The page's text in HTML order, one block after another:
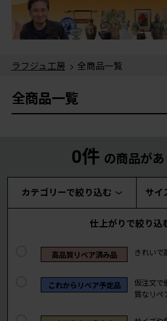
ラフジュ工房 > 全商品一覧
全商品一覧
0件 の商品が
カテゴリーで絞り込む サイ
仕上がりで絞り込
高品質リペア済み品 きれいで
これからリペア予定品
仮注文で
質なリペ